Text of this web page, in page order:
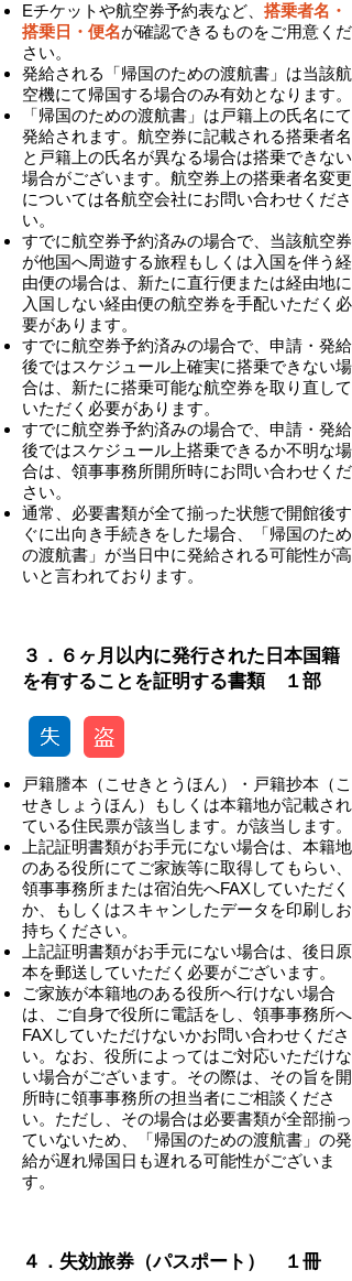
Eチケットや航空券予約表など、 搭乗者名・
搭乗日・便名が確認できるものをご用意くだ
さい。
発給される「帰国のための渡航書」は当該航
空機にて帰国する場合のみ有効となります。
「帰国のための渡航書」は戸籍上の氏名にて
発給されます。航空券に記載される搭乗者名
と戸籍上の氏名が異なる場合は搭乗できない
場合がございます。航空券上の搭乗者名変更
については各航空会社にお問い合わせくださ
い。
​すでに航空券予約済みの場合で、当該航空券
が他国へ周遊する旅程もしくは入国を伴う経
由便の場合は、新たに直行便または経由地に
入国しない経由便の航空券を手配いただく必
要があります。
すでに航空券予約済みの場合で、申請・発給
後ではスケジュール上確実に搭乗できない場
合は、新たに搭乗可能な航空券を取り直して
いただく必要があります。
すでに航空券予約済みの場合で、申請・発給
後ではスケジュール上搭乗できるか不明な場
合は、領事事務所開所時にお問い合わせくだ
さい。
​通常、必要書類が全て揃った状態で開館後す
ぐに出向き手続きをした場合、「帰国のため
の渡航書」が当日中に発給される可能性が高
いと言われております。
３．６ヶ月以内に発行された日本国籍
を有することを証明する書類 １部
戸籍謄本（こせきとうほん）・戸籍抄本（こ
せきしょうほん）もしくは本籍地が記載され
ている住民票が該当します。が該当します。
上記証明書類がお手元にない場合は、本籍地
のある役所にてご家族等に取得してもらい、
領事事務所または宿泊先へFAXしていただく
か、もしくはスキャンしたデータを印刷しお
持ちください。
上記証明書類がお手元にない場合は、後日原
本を郵送していただく必要がございます。
ご家族が本籍地のある役所へ行けない場合
は、ご自身で役所に電話をし、領事事務所へ
FAXしていただけないかお問い合わせくださ
い。なお、役所によってはご対応いただけな
い場合がございます。その際は、その旨を開
所時に領事事務所の担当者にご相談くださ
い。ただし、その場合は必要書類が全部揃っ
ていないため、「帰国のための渡航書」の発
給が遅れ帰国日も遅れる可能性がございま
す。
４．失効旅券（パスポート） １冊